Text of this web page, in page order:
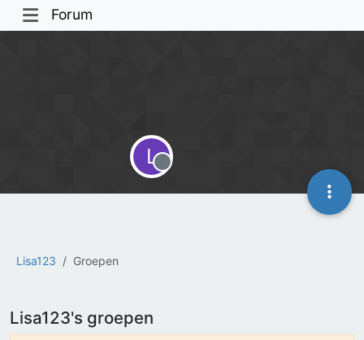
Forum
Lisa123 Groepen
L
Offline
Lisa123's groepen